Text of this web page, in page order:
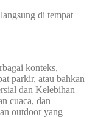
di tempat
konteks,
parkir, atau bahkan
dan Kelebihan
cuaca, dan
outdoor yang